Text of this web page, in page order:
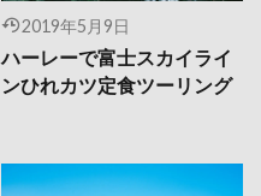
2019年5月9日
ハーレーで富士スカイライ
ンひれカツ定食ツーリング